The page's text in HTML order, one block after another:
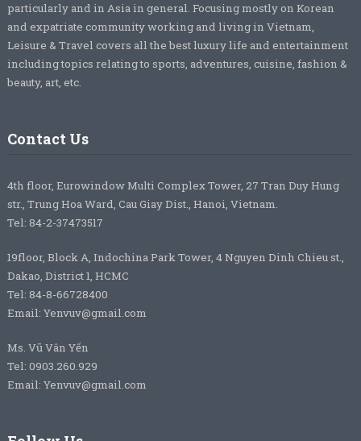
particularly and in Asia in general. Focusing mostly on Korean
and expatriate community working and living in Vietnam,
Leisure & Travel covers all the best luxury life and entertainment
including topics relating to sports, adventures, cuisine, fashion &
beauty, art, etc.
Contact Us
4th floor, Eurowindow Multi Complex Tower, 27 Tran Duy Hung
str., Trung Hoa Ward, Cau Giay Dist., Hanoi, Vietnam.
Tel: 84-2-37473517
19floor, Block A, Indochina Park Tower, 4 Nguyen Dinh Chieu st.,
Dakao, District 1, HCMC
Tel: 84-8-66728400
Email: Yenvuv@gmail.com
Ms. Vũ Vân Yến
Tel: 0903.260.929
Email: Yenvuv@gmail.com